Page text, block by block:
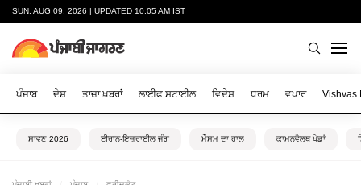
SUN, AUG 09, 2026 | UPDATED 10:05 AM IST
ਪੰਜਾਬ ਦੇਸ਼ ਤਾਜ਼ਾ ਖ਼ਬਰਾਂ ਲਾਈਫ ਸਟਾਈਲ ਵਿਦੇਸ਼ ਧਰਮ ਵਪਾਰ Vishvas
ਸਾਵਣ 2026 ਈਰਾਨ-ਇਜ਼ਰਾਈਲ ਜੰਗ ਮੌਸਮ ਦਾ ਹਾਲ ਕਾਮਨਵੈਲਥ ਖੇਡਾਂ